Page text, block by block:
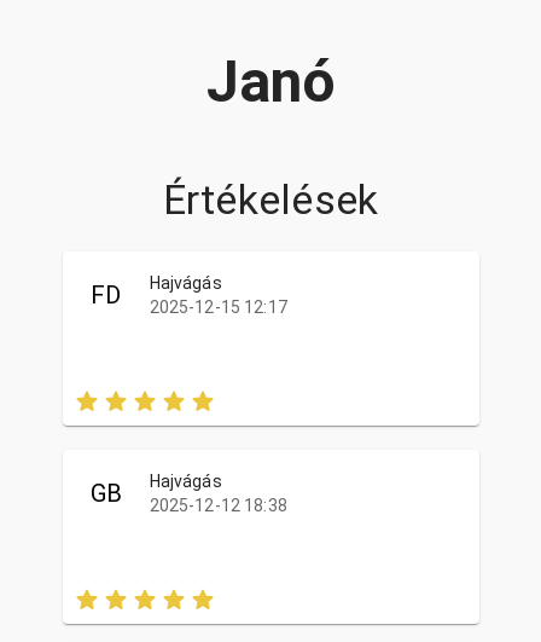
Janó
Értékelések
FD
Hajvágás
2025-12-15 12:17
GB
Hajvágás
2025-12-12 18:38